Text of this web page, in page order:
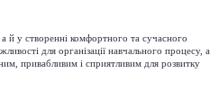
й у створенні комфортного та сучасного
для організації навчального процесу, а
привабливим і сприятливим для розвитку